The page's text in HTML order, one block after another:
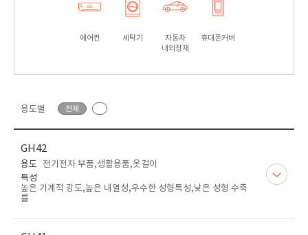
에어컨 세탁기
자동차
내외장재
휴대폰커버
용도별 전체
GH42
용도
전기전자 부품,생활용품,옷걸이
특성
높은 기계적 강도,높은 내열성,우수한 성형특성,낮은 성형 수축
률